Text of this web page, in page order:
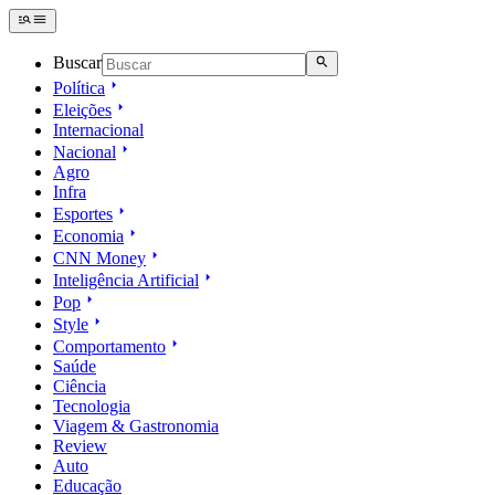
Buscar
Política
Eleições
Internacional
Nacional
Agro
Infra
Esportes
Economia
CNN Money
Inteligência Artificial
Pop
Style
Comportamento
Saúde
Ciência
Tecnologia
Viagem & Gastronomia
Review
Auto
Educação